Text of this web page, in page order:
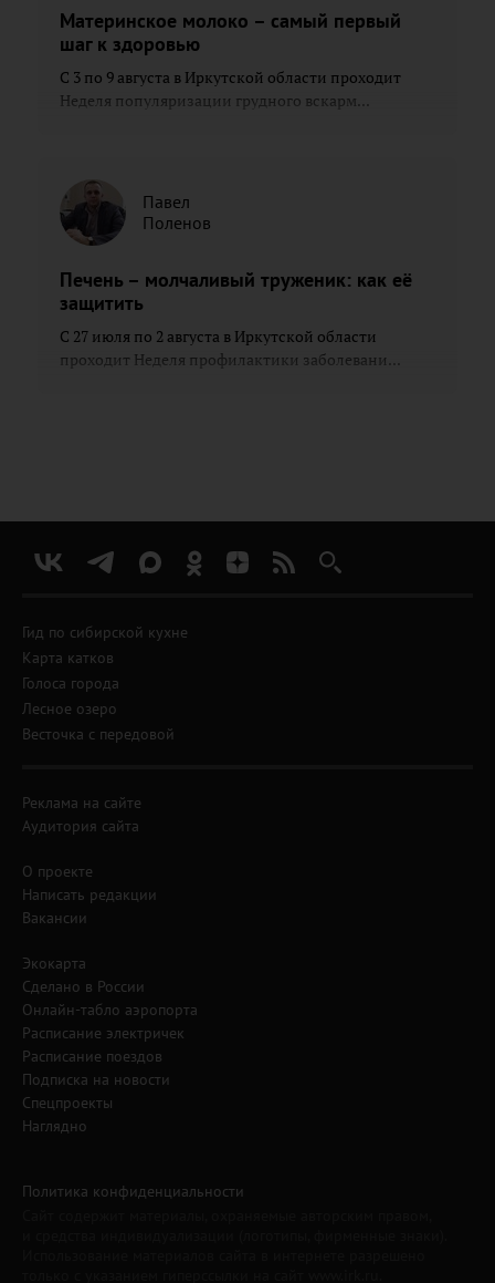
Материнское молоко – самый первый
шаг к здоровью
С 3 по 9 августа в Иркутской области проходит
Неделя популяризации грудного вскарм...
Павел
Поленов
Печень – молчаливый труженик: как её
защитить
С 27 июля по 2 августа в Иркутской области
проходит Неделя профилактики заболевани...
Гид по сибирской кухне
Карта катков
Голоса города
Лесное озеро
Весточка с передовой
Реклама на сайте
Аудитория сайта
О проекте
Написать редакции
Вакансии
Экокарта
Сделано в России
Онлайн-табло аэропорта
Расписание электричек
Расписание поездов
Подписка на новости
Спецпроекты
Наглядно
Политика конфиденциальности